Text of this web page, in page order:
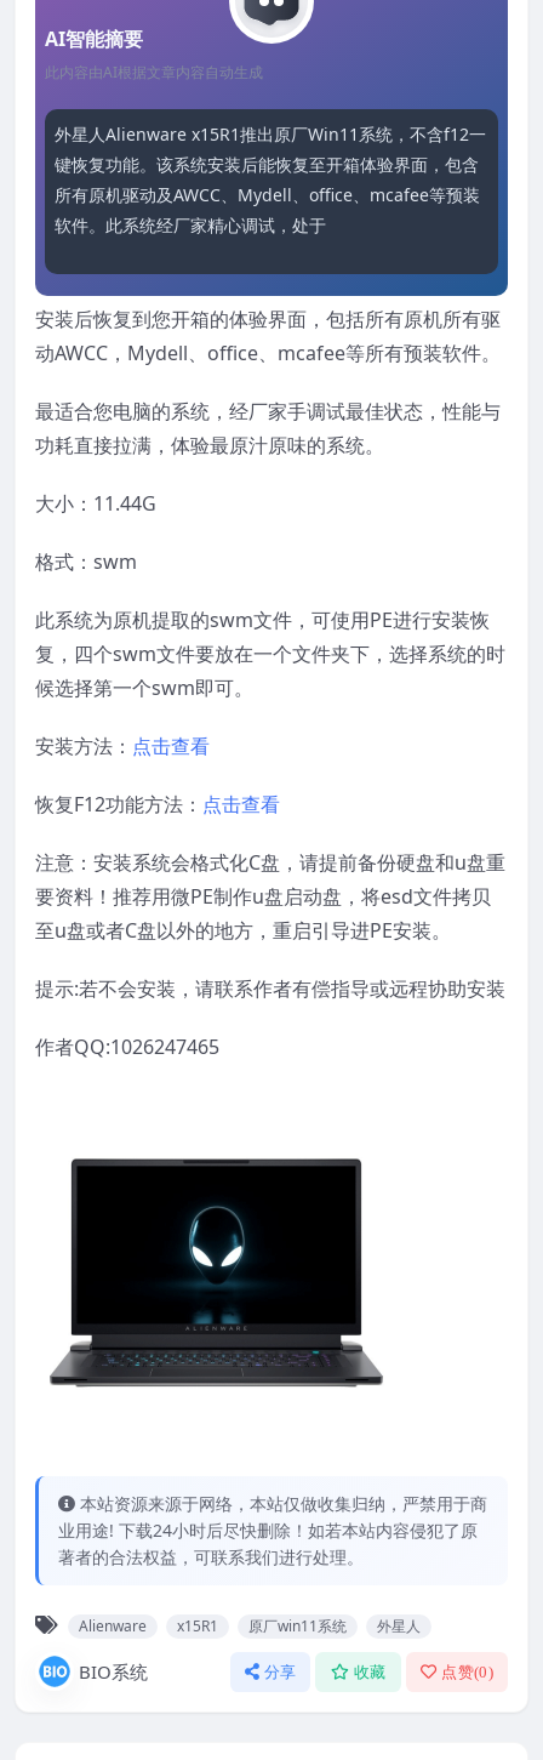
AI智能摘要
此内容由AI根据文章内容自动生成
外星人Alienware x15R1推出原厂Win11系统，不含f12一
键恢复功能。该系统安装后能恢复至开箱体验界面，包含
所有原机驱动及AWCC、Mydell、office、mcafee等预装
软件。此系统经厂家精心调试，处于最佳状态，可让性
安装后恢复到您开箱的体验界面，包括所有原机所有驱
动AWCC，Mydell、office、mcafee等所有预装软件。
最适合您电脑的系统，经厂家手调试最佳状态，性能与
功耗直接拉满，体验最原汁原味的系统。
大小：11.44G
格式：swm
此系统为原机提取的swm文件，可使用PE进行安装恢
复，四个swm文件要放在一个文件夹下，选择系统的时
候选择第一个swm即可。
安装方法： 点击查看
恢复F12功能方法： 点击查看
注意：安装系统会格式化C盘，请提前备份硬盘和u盘重
要资料！推荐用微PE制作u盘启动盘，将esd文件拷贝
至u盘或者C盘以外的地方，重启引导进PE安装。
提示:若不会安装，请联系作者有偿指导或远程协助安装
作者QQ:1026247465
本站资源来源于网络，本站仅做收集归纳，严禁用于商
业用途! 下载24小时后尽快删除！如若本站内容侵犯了原
著者的合法权益，可联系我们进行处理。
Alienware x15R1 原厂win11系统 外星人
BIO系统 分享 收藏 点赞(0)